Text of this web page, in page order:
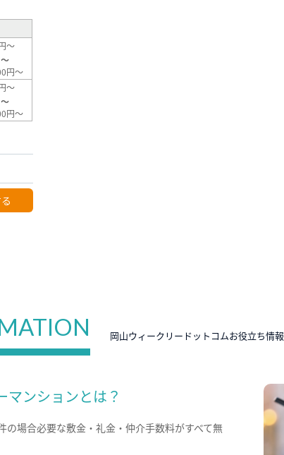
～
円～
～
円～
岡山ウィークリードットコムお役立ち情報
マンションとは？
の場合必要な敷金・礼金・仲介手数料がすべて無